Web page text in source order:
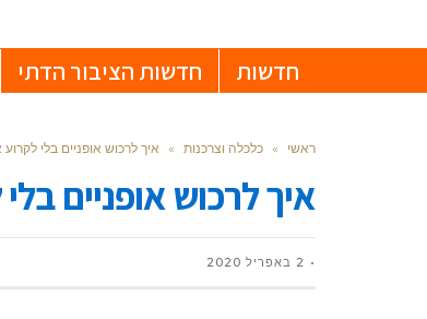
חדשות חדשות הציבור הדתי
ראשי » כלכלה וצרכנות » איך לרכוש אופניים בלי
איך לרכוש אופניים
2 באפריל 2020